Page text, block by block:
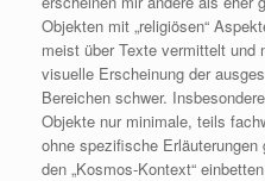
Objekten mit „religiösen“
meist über Texte vermittelt und
visuelle Erscheinung der
Bereichen schwer.
Objekte nur minimale, teils
ohne spezifische
den „Kosmos-Kontext“